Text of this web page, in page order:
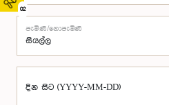
02
පැමිණි/නොපැමිණි
දින සිට (YYYY-MM-DD)